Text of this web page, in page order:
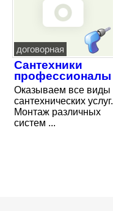
договорная
Сантехники
профессионалы
Оказываем все виды
сантехнических услуг.
Монтаж различных
систем ...